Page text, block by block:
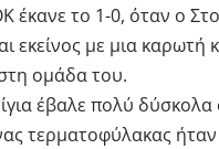
έκανε το 1-0, όταν ο
εκείνος με μια καρωτή
ομάδα του.
έβαλε πολύ
τερματοφύλακας